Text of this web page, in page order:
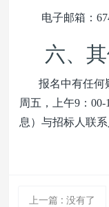
电子邮箱：
六、
报名中有任何
周五，上午9：00-
息）与招标人联系
上一篇 :没有了